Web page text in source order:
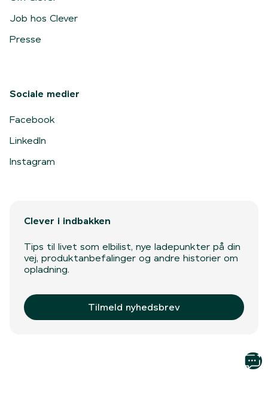
Job hos Clever
Presse
Sociale medier
Facebook
LinkedIn
Instagram
Clever i indbakken
Tips til livet som elbilist, nye ladepunkter på din
vej, produktanbefalinger og andre historier om
opladning.
Tilmeld nyhedsbrev